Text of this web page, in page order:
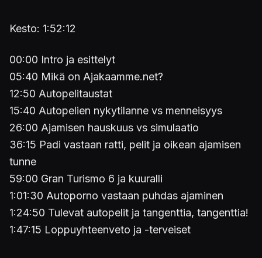
Kesto: 1:52:12
00:00 Intro ja esittelyt
05:40 Mikä on Ajakaamme.net?
12:50 Autopelitaustat
15:40 Autopelien nykytilanne vs menneisyys
26:00 Ajamisen hauskuus vs simulaatio
36:15 Padi vastaan ratti, pelit ja oikean ajamisen
tunne
59:00 Gran Turismo 6 ja kuuralli
1:01:30 Autoporno vastaan puhdas ajaminen
1:24:50 Tulevat autopelit ja tangenttia, tangenttia!
1:47:15 Loppuyhteenveto ja -terveiset